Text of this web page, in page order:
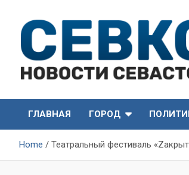
content
СевКор —
Севастополя
Севастополя
ГЛАВНАЯ
ГОРОД
Home Театральный фестиваль